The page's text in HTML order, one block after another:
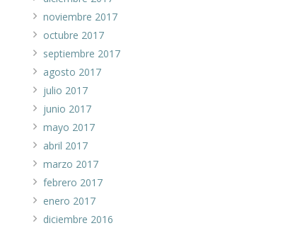
noviembre 2017
octubre 2017
septiembre 2017
agosto 2017
julio 2017
junio 2017
mayo 2017
abril 2017
marzo 2017
febrero 2017
enero 2017
diciembre 2016